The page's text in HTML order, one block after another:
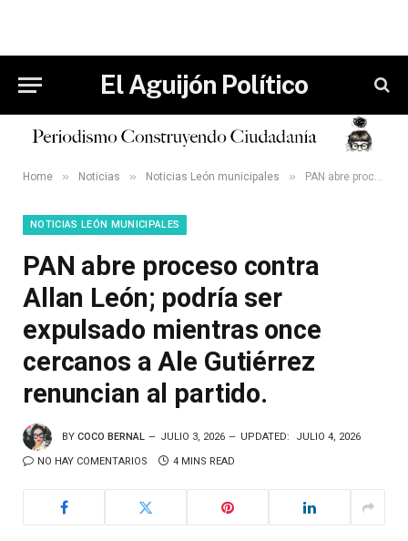
El Aguijón Político
Home » Noticias » Noticias León municipales » PAN abre proceso contra Allan León; podría ser expulsado mientras once cercanos a Ale Gutiérrez renuncian al partido.
NOTICIAS LEÓN MUNICIPALES
PAN abre proceso contra
Allan León; podría ser
expulsado mientras once
cercanos a Ale Gutiérrez
renuncian al partido.
BY COCO BERNAL JULIO 3, 2026 UPDATED: JULIO 4, 2026
NO HAY COMENTARIOS 4 MINS READ